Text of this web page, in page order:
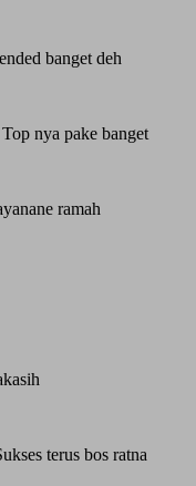
banget deh
nya pake banget
ramah
terus bos ratna